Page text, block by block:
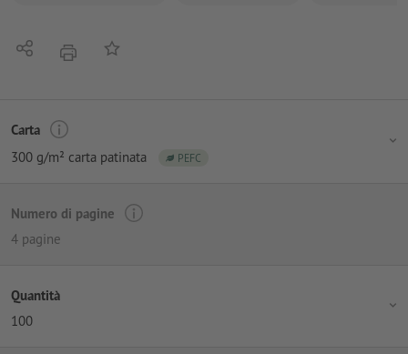
Condividistamparealla lista preferiti
Carta
300 g/m² carta patinata
PEFC
Numero di pagine
4 pagine
Quantità
100